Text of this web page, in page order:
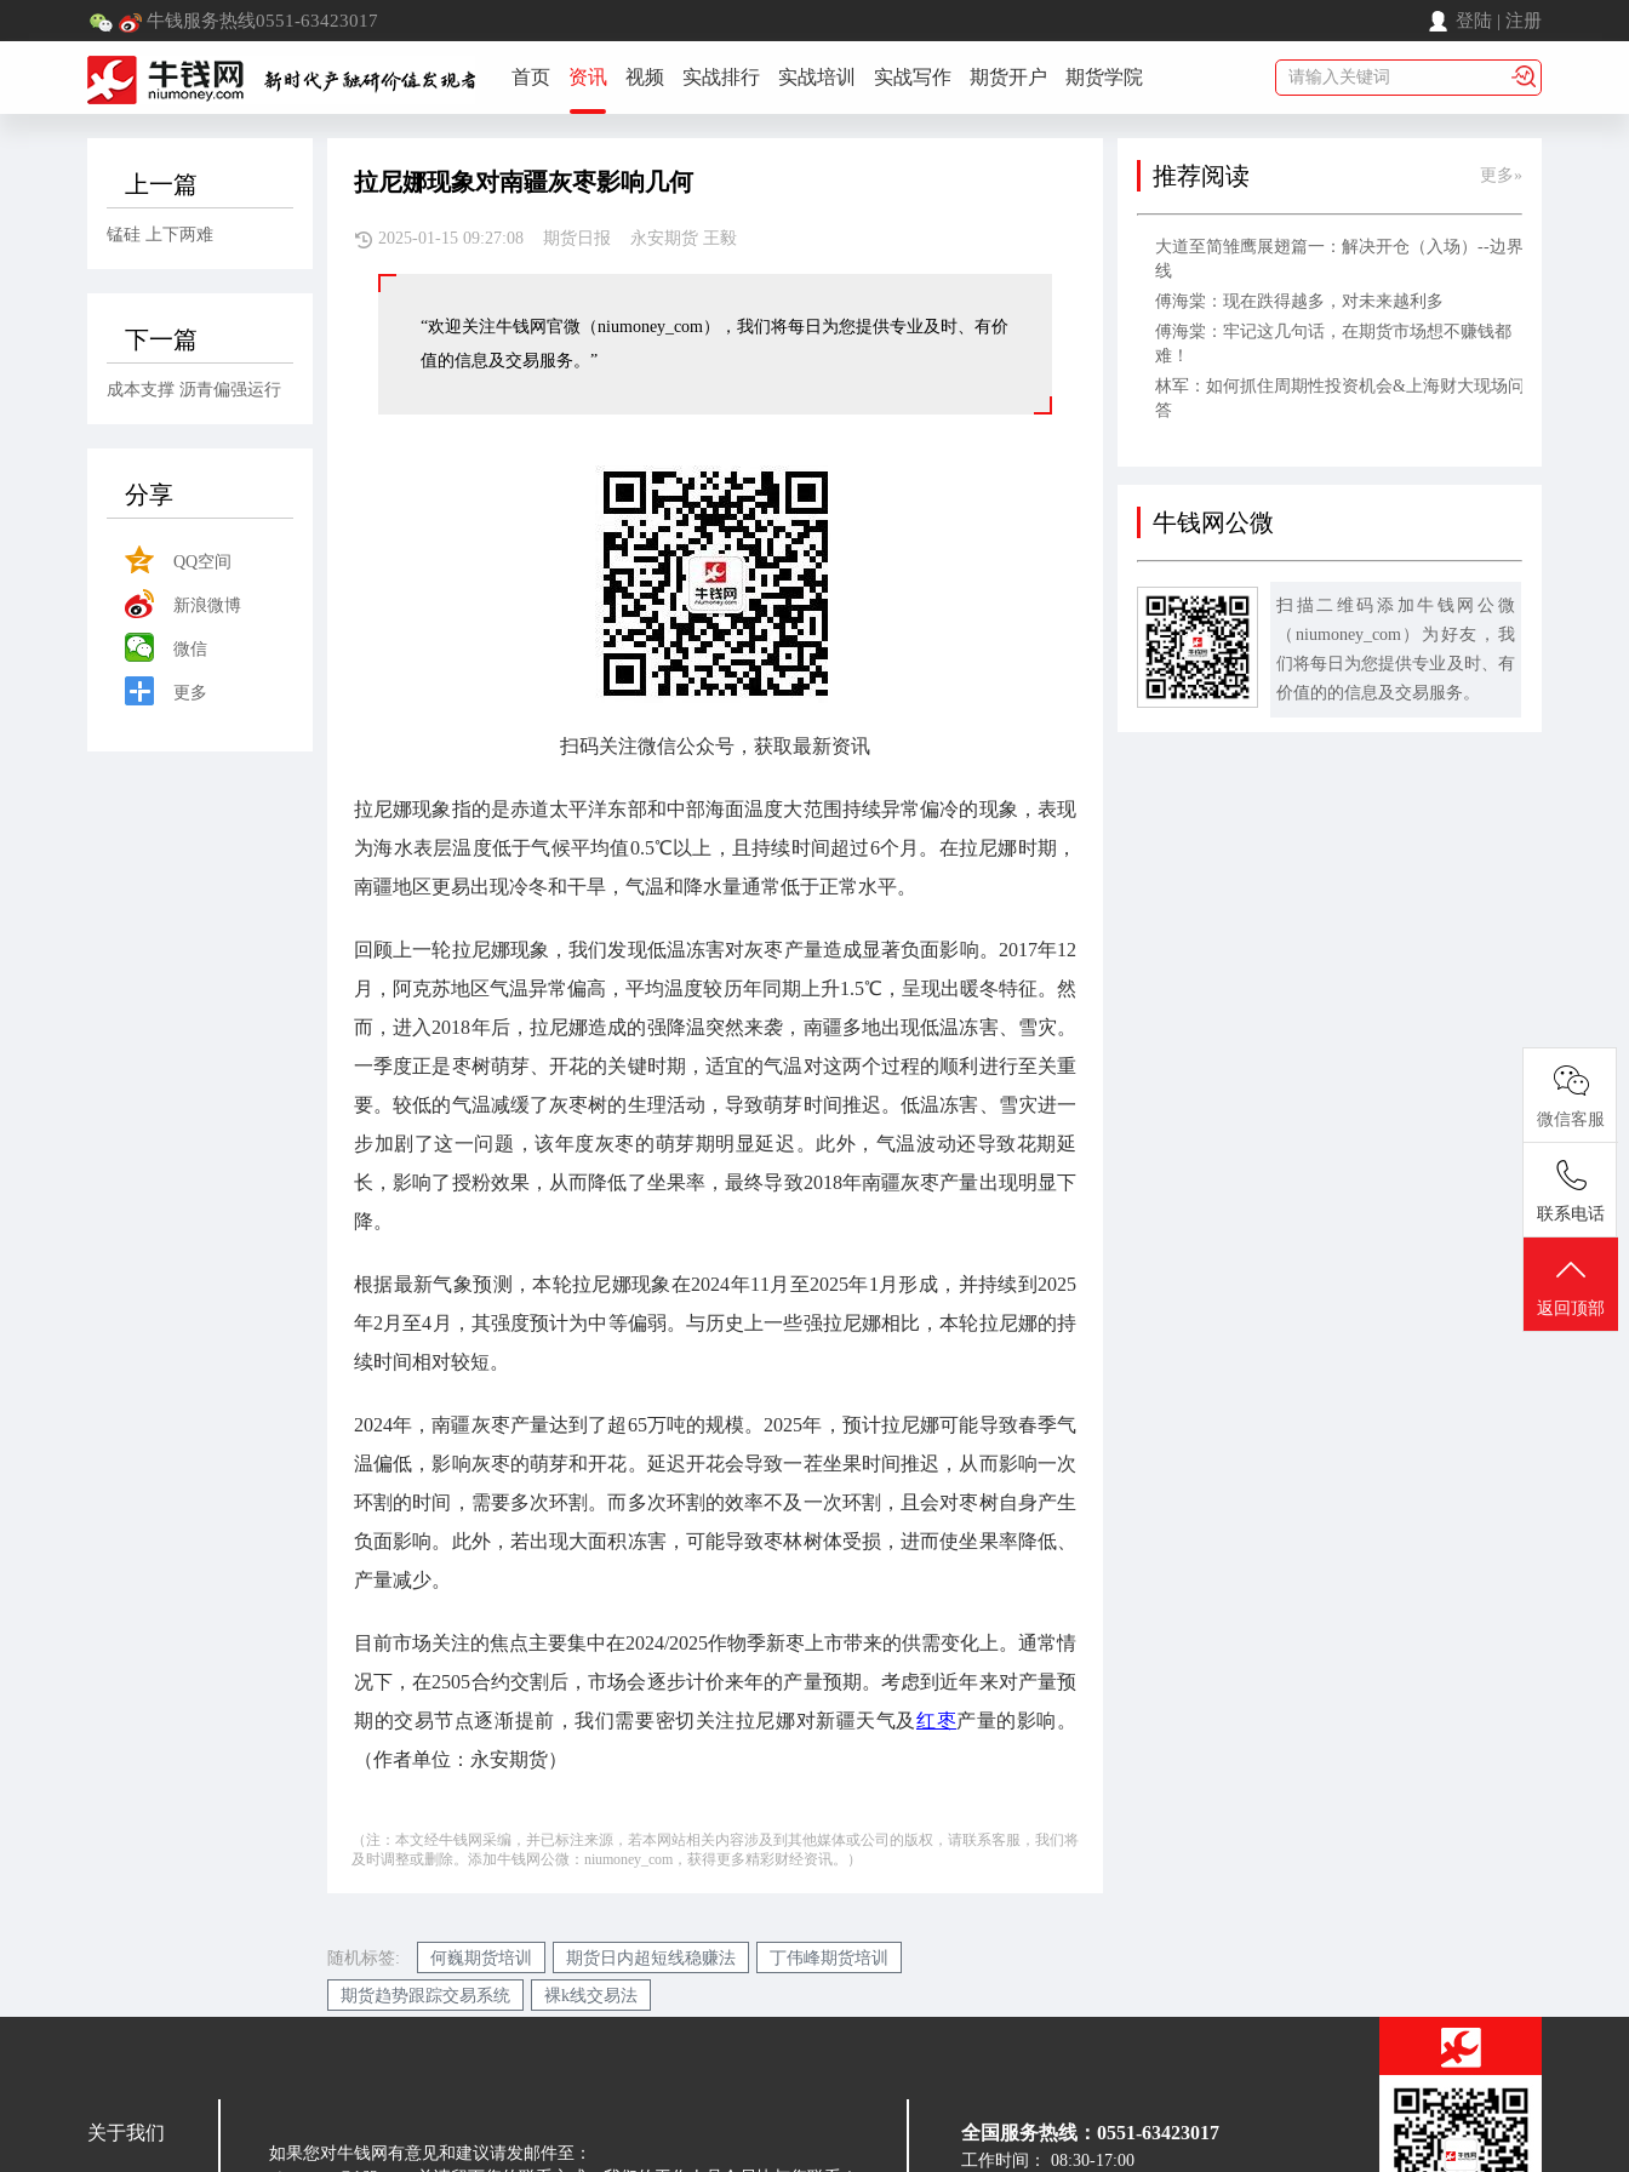
牛钱服务热线0551-63423017 登陆 | 注册
首页 资讯 视频 实战排行 实战培训 实战写作 期货开户 期货学院
上一篇
锰硅 上下两难
下一篇
成本支撑 沥青偏强运行
分享
QQ空间
新浪微博
微信
更多
拉尼娜现象对南疆灰枣影响几何
2025-01-15 09:27:08 期货日报 永安期货 王毅
“欢迎关注牛钱网官微（niumoney_com），我们将每日为您提供专业及时、有价
值的信息及交易服务。”
扫码关注微信公众号，获取最新资讯
拉尼娜现象指的是赤道太平洋东部和中部海面温度大范围持续异常偏冷的现象，表现
为海水表层温度低于气候平均值0.5℃以上，且持续时间超过6个月。在拉尼娜时期，
南疆地区更易出现冷冬和干旱，气温和降水量通常低于正常水平。
回顾上一轮拉尼娜现象，我们发现低温冻害对灰枣产量造成显著负面影响。2017年12
月，阿克苏地区气温异常偏高，平均温度较历年同期上升1.5℃，呈现出暖冬特征。然
而，进入2018年后，拉尼娜造成的强降温突然来袭，南疆多地出现低温冻害、雪灾。
一季度正是枣树萌芽、开花的关键时期，适宜的气温对这两个过程的顺利进行至关重
要。较低的气温减缓了灰枣树的生理活动，导致萌芽时间推迟。低温冻害、雪灾进一
步加剧了这一问题，该年度灰枣的萌芽期明显延迟。此外，气温波动还导致花期延
长，影响了授粉效果，从而降低了坐果率，最终导致2018年南疆灰枣产量出现明显下
降。
根据最新气象预测，本轮拉尼娜现象在2024年11月至2025年1月形成，并持续到2025
年2月至4月，其强度预计为中等偏弱。与历史上一些强拉尼娜相比，本轮拉尼娜的持
续时间相对较短。
2024年，南疆灰枣产量达到了超65万吨的规模。2025年，预计拉尼娜可能导致春季气
温偏低，影响灰枣的萌芽和开花。延迟开花会导致一茬坐果时间推迟，从而影响一次
环割的时间，需要多次环割。而多次环割的效率不及一次环割，且会对枣树自身产生
负面影响。此外，若出现大面积冻害，可能导致枣林树体受损，进而使坐果率降低、
产量减少。
目前市场关注的焦点主要集中在2024/2025作物季新枣上市带来的供需变化上。通常情
况下，在2505合约交割后，市场会逐步计价来年的产量预期。考虑到近年来对产量预
期的交易节点逐渐提前，我们需要密切关注拉尼娜对新疆天气及 红枣产量的影响。
（作者单位：永安期货）
（注：本文经牛钱网采编，并已标注来源，若本网站相关内容涉及到其他媒体或公司的版权，请联系客服，我们将
及时调整或删除。添加牛钱网公微：niumoney_com，获得更多精彩财经资讯。）
随机标签: 何巍期货培训 期货日内超短线稳赚法 丁伟峰期货培训
期货趋势跟踪交易系统 裸k线交易法
推荐阅读 更多»
大道至简雏鹰展翅篇一：解决开仓（入场）--边界
线
傅海棠：现在跌得越多，对未来越利多
傅海棠：牢记这几句话，在期货市场想不赚钱都
难！
林军：如何抓住周期性投资机会&上海财大现场问
答
牛钱网公微
扫描二维码添加牛钱网公微
（niumoney_com）为好友，我
们将每日为您提供专业及时、有
价值的的信息及交易服务。
关于我们
如果您对牛钱网有意见和建议请发邮件至：
全国服务热线：0551-63423017
工作时间： 08:30-17:00
微信客服
联系电话
返回顶部